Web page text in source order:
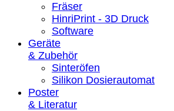
Fräser
HinriPrint - 3D Druck
Software
Geräte
& Zubehör
Sinteröfen
Silikon Dosierautomat
Poster
& Literatur